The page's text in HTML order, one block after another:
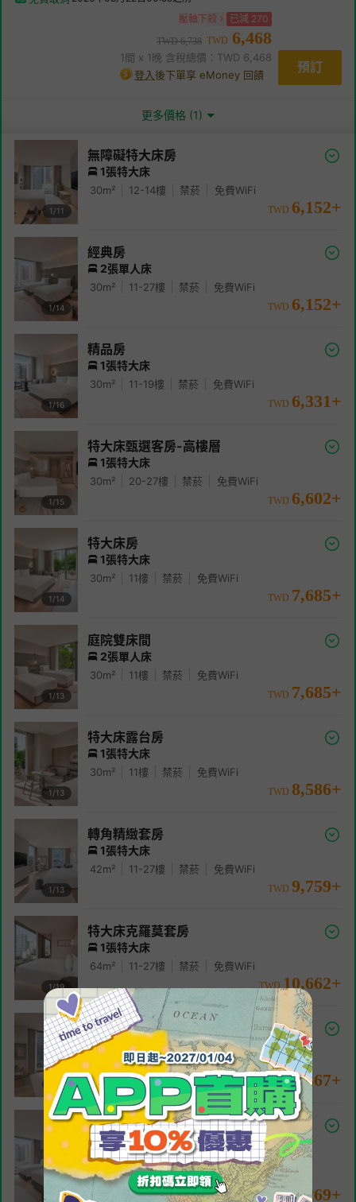
壓軸下殺
已減 270
TWD 6,738 TWD 6,468
1間 x 1晚 含稅總價：TWD 6,468
登入 後下單享 eMoney 回饋 預訂
更多價格 (1)
1/11
無障礙特大床房
1張特大床
30m² 12-14樓 禁菸 免費WiFi
TWD 6,152+
1/14
經典房
2張單人床
30m² 11-27樓 禁菸 免費WiFi
TWD 6,152+
1/16
精品房
1張特大床
30m² 11-19樓 禁菸 免費WiFi
TWD 6,331+
1/15
特大床甄選客房-高樓層
1張特大床
30m² 20-27樓 禁菸 免費WiFi
TWD 6,602+
1/14
特大床房
1張特大床
30m² 11樓 禁菸 免費WiFi
TWD 7,685+
1/13
庭院雙床間
2張單人床
30m² 11樓 禁菸 免費WiFi
TWD 7,685+
1/13
特大床露台房
1張特大床
30m² 11樓 禁菸 免費WiFi
TWD 8,586+
1/13
轉角精緻套房
1張特大床
42m² 11-27樓 禁菸 免費WiFi
TWD 9,759+
1/19
特大床克羅莫套房
1張特大床
64m² 11-27樓 禁菸 免費WiFi
TWD10,662+
11
兩臥室轉角房帶相鄰門
1張特大床 和 2張單人床
m² 11-27樓 禁菸 免費WiFi
TWD13,367+
17
兩臥室特大床Kromo套房
（帶內部連通門）
1張特大床 和 2張單人床
94m² 11-27樓 禁菸 免費WiFi
TWD14,269+